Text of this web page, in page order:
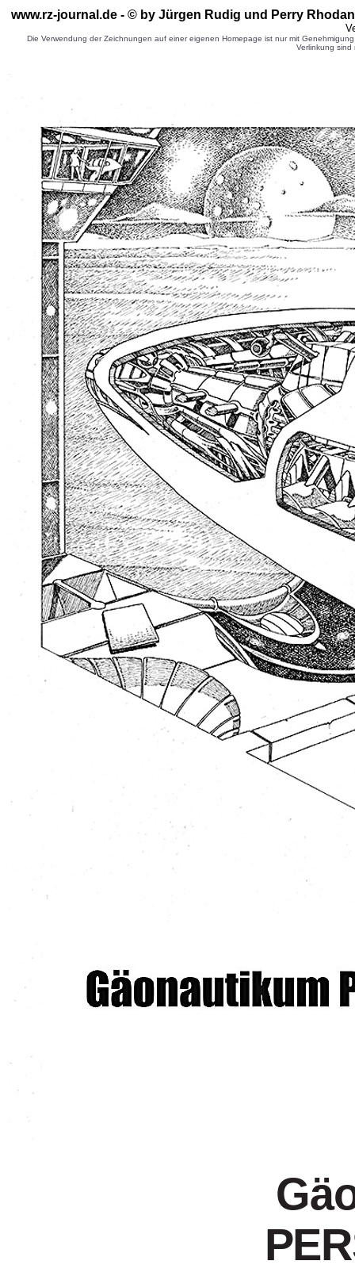
www.rz-journal.de - © by Jürgen Rudig und Perry
Die Verwendung der Zeichnungen auf einer eigenen Homepage ist nur mit
Verlinkung sind